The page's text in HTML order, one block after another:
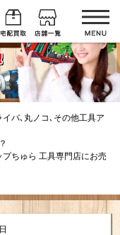
バ､丸ノコ､その他工具ア
ちゅら 工具専門店にお売